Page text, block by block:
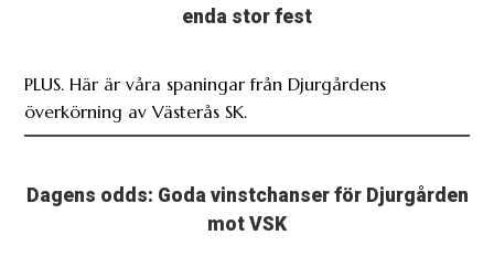
enda stor fest
PLUS. Här är våra spaningar från Djurgårdens
överkörning av Västerås SK.
Dagens odds: Goda vinstchanser för Djurgården
mot VSK